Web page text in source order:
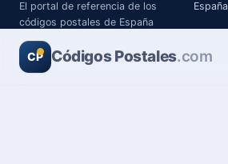
El portal de referencia de los
códigos postales de España
España
CP Códigos Postales.com